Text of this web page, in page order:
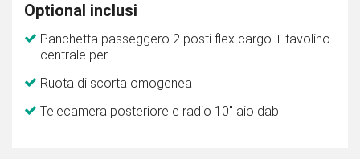
Optional inclusi
Panchetta passeggero 2 posti flex cargo + tavolino
centrale per
Ruota di scorta omogenea
Telecamera posteriore e radio 10" aio dab